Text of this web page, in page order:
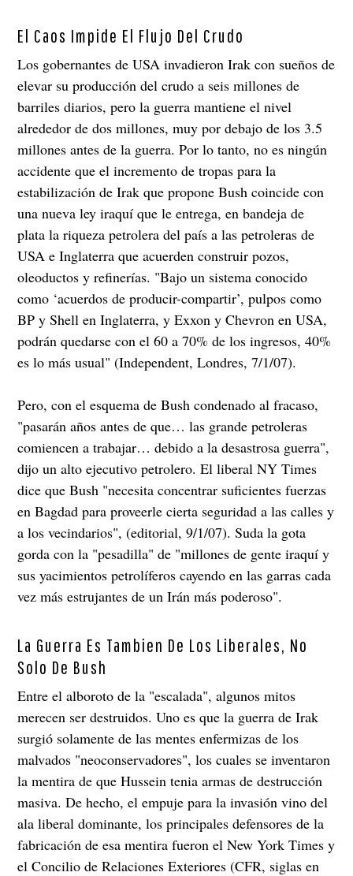
El Caos Impide El Flujo Del Crudo
Los gobernantes de USA invadieron Irak con sueños de
elevar su producción del crudo a seis millones de
barriles diarios, pero la guerra mantiene el nivel
alrededor de dos millones, muy por debajo de los 3.5
millones antes de la guerra. Por lo tanto, no es ningún
accidente que el incremento de tropas para la
estabilización de Irak que propone Bush coincide con
una nueva ley iraquí que le entrega, en bandeja de
plata la riqueza petrolera del país a las petroleras de
USA e Inglaterra que acuerden construir pozos,
oleoductos y refinerías. "Bajo un sistema conocido
como ‘acuerdos de producir-compartir’, pulpos como
BP y Shell en Inglaterra, y Exxon y Chevron en USA,
podrán quedarse con el 60 a 70% de los ingresos, 40%
es lo más usual" (Independent, Londres, 7/1/07).
Pero, con el esquema de Bush condenado al fracaso,
"pasarán años antes de que… las grande petroleras
comiencen a trabajar… debido a la desastrosa guerra",
dijo un alto ejecutivo petrolero. El liberal NY Times
dice que Bush "necesita concentrar suficientes fuerzas
en Bagdad para proveerle cierta seguridad a las calles y
a los vecindarios", (editorial, 9/1/07). Suda la gota
gorda con la "pesadilla" de "millones de gente iraquí y
sus yacimientos petrolíferos cayendo en las garras cada
vez más estrujantes de un Irán más poderoso".
La Guerra Es Tambien De Los Liberales, No
Solo De Bush
Entre el alboroto de la "escalada", algunos mitos
merecen ser destruidos. Uno es que la guerra de Irak
surgió solamente de las mentes enfermizas de los
malvados "neoconservadores", los cuales se inventaron
la mentira de que Hussein tenia armas de destrucción
masiva. De hecho, el empuje para la invasión vino del
ala liberal dominante, los principales defensores de la
fabricación de esa mentira fueron el New York Times y
el Concilio de Relaciones Exteriores (CFR, siglas en